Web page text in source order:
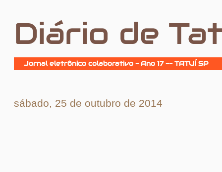
Diário de
Jornal eletrônico colaborativo - Ano 17 -- TATUÍ SP
sábado, 25 de outubro de 2014